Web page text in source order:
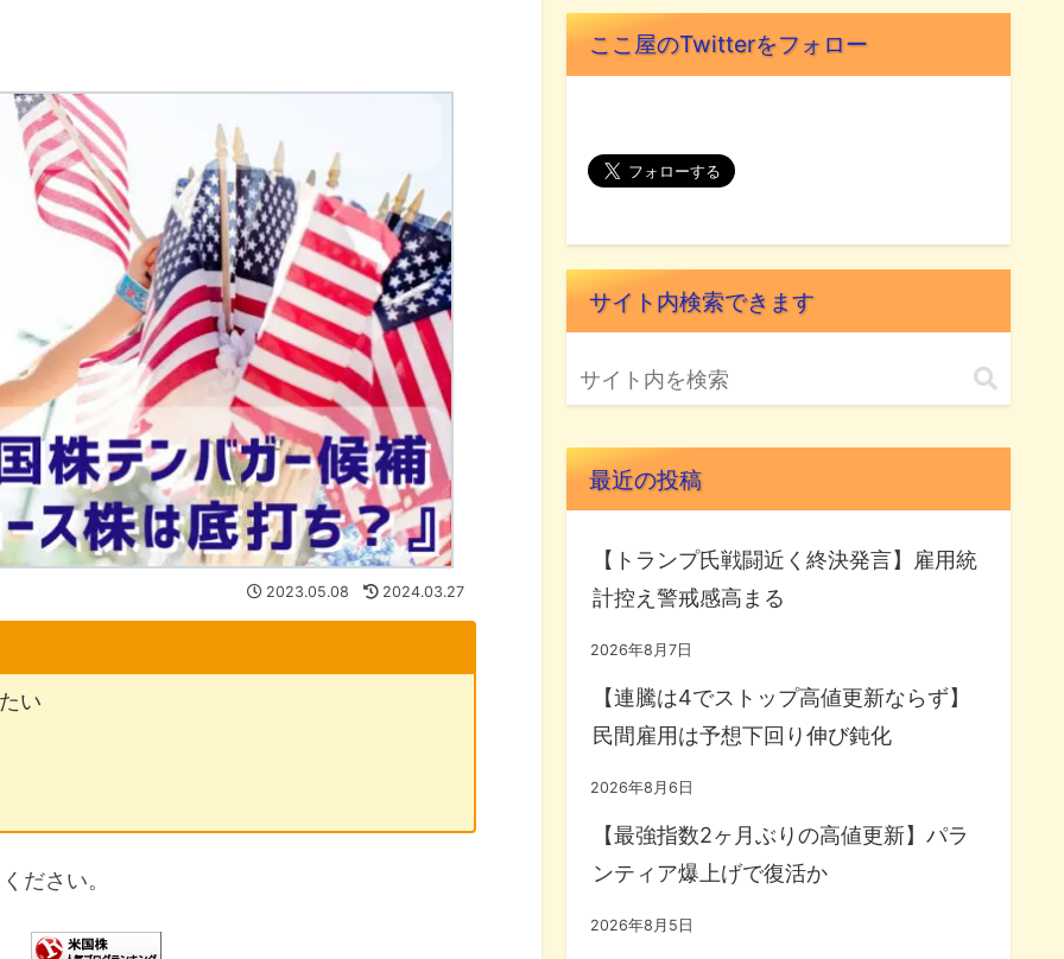
2023.05.08 2024.03.27
い
ださい。
ここ屋のTwitterをフォロー
サイト内検索できます
最近の投稿
【トランプ氏戦闘近く終決発言】雇用統
計控え警戒感高まる
2026年8月7日
【連騰は4でストップ高値更新ならず】
民間雇用は予想下回り伸び鈍化
2026年8月6日
【最強指数2ヶ月ぶりの高値更新】パラ
ンティア爆上げで復活か
2026年8月5日